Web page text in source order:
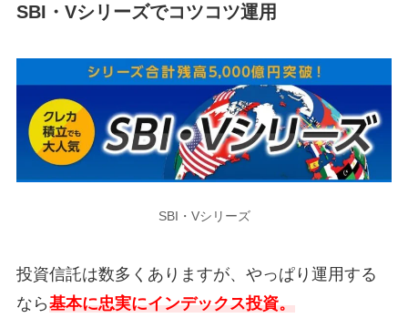
SBI・Vシリーズでコツコツ運用
SBI・Vシリーズ
投資信託は数多くありますが、やっぱり運用する
なら基本に忠実にインデックス投資。